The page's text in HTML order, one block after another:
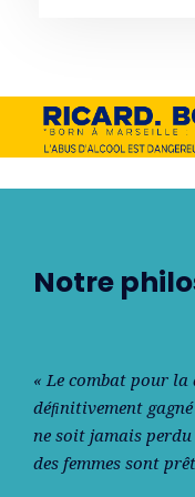
Notre
« Le combat pour la
déﬁnitivement
ne soit jamais
des femmes sont